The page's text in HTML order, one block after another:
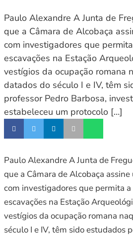
Paulo Alexandre A Junta de
que a Câmara de Alcobaça
com investigadores que
escavações na Estação
vestígios da ocupação romana
datados do século I e IV, têm
professor Pedro Barbosa,
estabeleceu um protocolo […]
Paulo Alexandre A Junta de
que a Câmara de Alcobaça
com investigadores que permita
escavações na Estação
vestígios da ocupação romana
século I e IV, têm sido estudados